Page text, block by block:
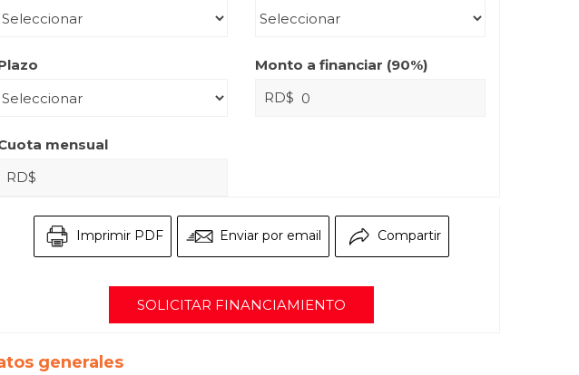
Monto a financiar (90%)
RD$
mensual
RD$
Imprimir PDF Enviar por email Compartir
SOLICITAR FINANCIAMIENTO
generales